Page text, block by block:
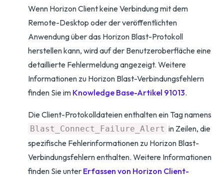
Wenn Horizon Client keine Verbindung mit dem
Remote-Desktop oder der veröffentlichten
Anwendung über das Horizon Blast-Protokoll
herstellen kann, wird auf der Benutzeroberfläche eine
detaillierte Fehlermeldung angezeigt. Weitere
Informationen zu Horizon Blast-Verbindungsfehlern
finden Sie im Knowledge Base-Artikel 91013.
Die Client-Protokolldateien enthalten ein Tag namens
Blast_Connect_Failure_Alert in Zeilen, die
spezifische Fehlerinformationen zu Horizon Blast-
Verbindungsfehlern enthalten. Weitere Informationen
finden Sie unter Erfassen von Horizon Client-